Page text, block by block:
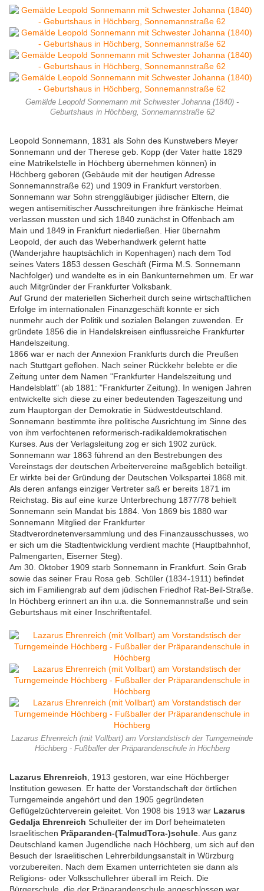
Gemälde Leopold Sonnemann mit Schwester Johanna (1840) -
Geburtshaus in Höchberg, Sonnemannstraße 62
Leopold Sonnemann, 1831 als Sohn des Kunstwebers Meyer
Sonnemann und der Therese geb. Kopp (der Vater hatte 1829
eine Matrikelstelle in Höchberg übernehmen können) in
Höchberg geboren (Gebäude mit der heutigen Adresse
Sonnemannstraße 62) und 1909 in Frankfurt verstorben.
Sonnemann war Sohn strenggläubiger jüdischer Eltern, die
wegen antisemitischer Ausschreitungen ihre fränkische Heimat
verlassen mussten und sich 1840 zunächst in Offenbach am
Main und 1849 in Frankfurt niederließen. Hier übernahm
Leopold, der auch das Weberhandwerk gelernt hatte
(Wanderjahre hauptsächlich in Kopenhagen) nach dem Tod
seines Vaters 1853 dessen Geschäft (Firma M.S. Sonnemann
Nachfolger) und wandelte es in ein Bankunternehmen um. Er war
auch Mitgründer der Frankfurter Volksbank.
Auf Grund der materiellen Sicherheit durch seine wirtschaftlichen
Erfolge im internationalen Finanzgeschäft konnte er sich
nunmehr auch der Politik und sozialen Belangen zuwenden. Er
gründete 1856 die in Handelskreisen einflussreiche Frankfurter
Handelszeitung.
1866 war er nach der Annexion Frankfurts durch die Preußen
nach Stuttgart geflohen. Nach seiner Rückkehr belebte er die
Zeitung unter dem Namen "Frankfurter Handelszeitung und
Handelsblatt" (ab 1881: "Frankfurter Zeitung). In wenigen Jahren
entwickelte sich diese zu einer bedeutenden Tageszeitung und
zum Hauptorgan der Demokratie in Südwestdeutschland.
Sonnemann bestimmte ihre politische Ausrichtung im Sinne des
von ihm verfochtenen reformerisch-radikaldemokratischen
Kurses. Aus der Verlagsleitung zog er sich 1902 zurück.
Sonnemann war 1863 führend an den Bestrebungen des
Vereinstags der deutschen Arbeitervereine maßgeblich beteiligt.
Er wirkte bei der Gründung der Deutschen Volkspartei 1868 mit.
Als deren anfangs einziger Vertreter saß er bereits 1871 im
Reichstag. Bis auf eine kurze Unterbrechung 1877/78 behielt
Sonnemann sein Mandat bis 1884. Von 1869 bis 1880 war
Sonnemann Mitglied der Frankfurter
Stadtverordnetenversammlung und des Finanzausschusses, wo
er sich um die Stadtentwicklung verdient machte (Hauptbahnhof,
Palmengarten, Eiserner Steg).
Am 30. Oktober 1909 starb Sonnemann in Frankfurt. Sein Grab
sowie das seiner Frau Rosa geb. Schüler (1834-1911) befindet
sich im Familiengrab auf dem jüdischen Friedhof Rat-Beil-Straße.
In Höchberg erinnert an ihn u.a. die Sonnemannstraße und sein
Geburtshaus mit einer Inschriftentafel.
Lazarus Ehrenreich (mit Vollbart) am Vorstandstisch der Turngemeinde
Höchberg - Fußballer der Präparandenschule in Höchberg
Lazarus Ehrenreich , 1913 gestoren, war eine Höchberger
Institution gewesen. Er hatte der Vorstandschaft der örtlichen
Turngemeinde angehört und den 1905 gegründeten
Geflügelzüchterverein geleitet. Von 1908 bis 1913 war Lazarus
Gedalja Ehrenreich Schulleiter der im Dorf beheimateten
Israelitischen Präparanden-(TalmudTora-)schule . Aus ganz
Deutschland kamen Jugendliche nach Höchberg, um sich auf den
Besuch der Israelitischen Lehrerbildungsanstalt in Würzburg
vorzubereiten. Nach dem Examen unterrichteten sie dann als
Religions- oder Volksschullehrer überall im Reich. Die